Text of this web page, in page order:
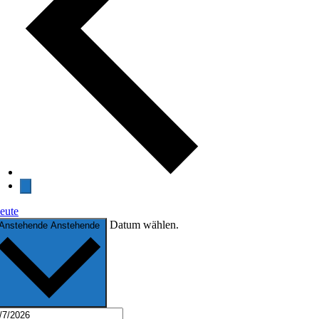
Anstehende Datum wählen.